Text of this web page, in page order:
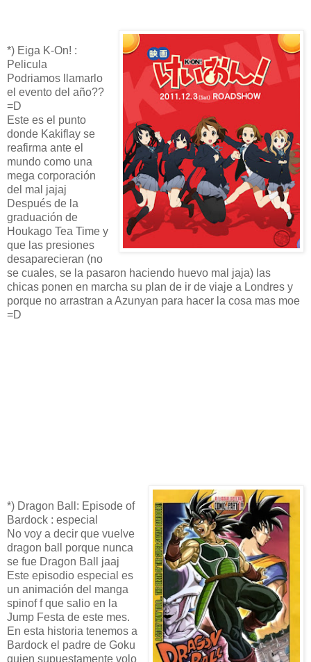
*) Eiga K-On! :
Pelicula
Podriamos llamarlo
el evento del año??
=D
Este es el punto
donde Kakiflay se
reafirma ante el
mundo como una
mega corporación
del mal jajaj
Después de la
graduación de
Houkago Tea Time y
que las presiones
desaparecieran (no
se cuales, se la pasaron haciendo huevo mal jaja) las
chicas ponen en marcha su plan de ir de viaje a Londres y
porque no arrastran a Azunyan para hacer la cosa mas moe
=D
*) Dragon Ball: Episode of
Bardock : especial
No voy a decir que vuelve
dragon ball porque nunca
se fue Dragon Ball jaaj
Este episodio especial es
un animación del manga
spinof f que salio en la
Jump Festa de este mes.
En esta historia tenemos a
Bardock el padre de Goku
quien supuestamente volo